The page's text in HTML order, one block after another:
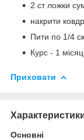
2 ст ложки
накрити
Пити по 1/4
Курс - 1
Приховати
Основні